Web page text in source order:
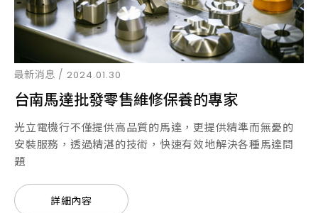
最新消息 / 2024.01.30
台南馬達批發零售維修保養的專家
光立電機行不僅提供高品質的馬達，更提供精準而無憂的
安裝服務，透過精湛的技術，快速有效地解決各種馬達問
題
詳細內容